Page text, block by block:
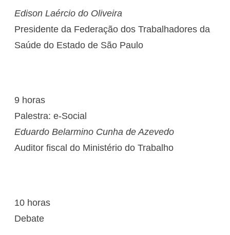
Edison Laércio do Oliveira
Presidente da Federação dos Trabalhadores da
Saúde do Estado de São Paulo
9 horas
Palestra: e-Social
Eduardo Belarmino Cunha de Azevedo
Auditor fiscal do Ministério do Trabalho
10 horas
Debate